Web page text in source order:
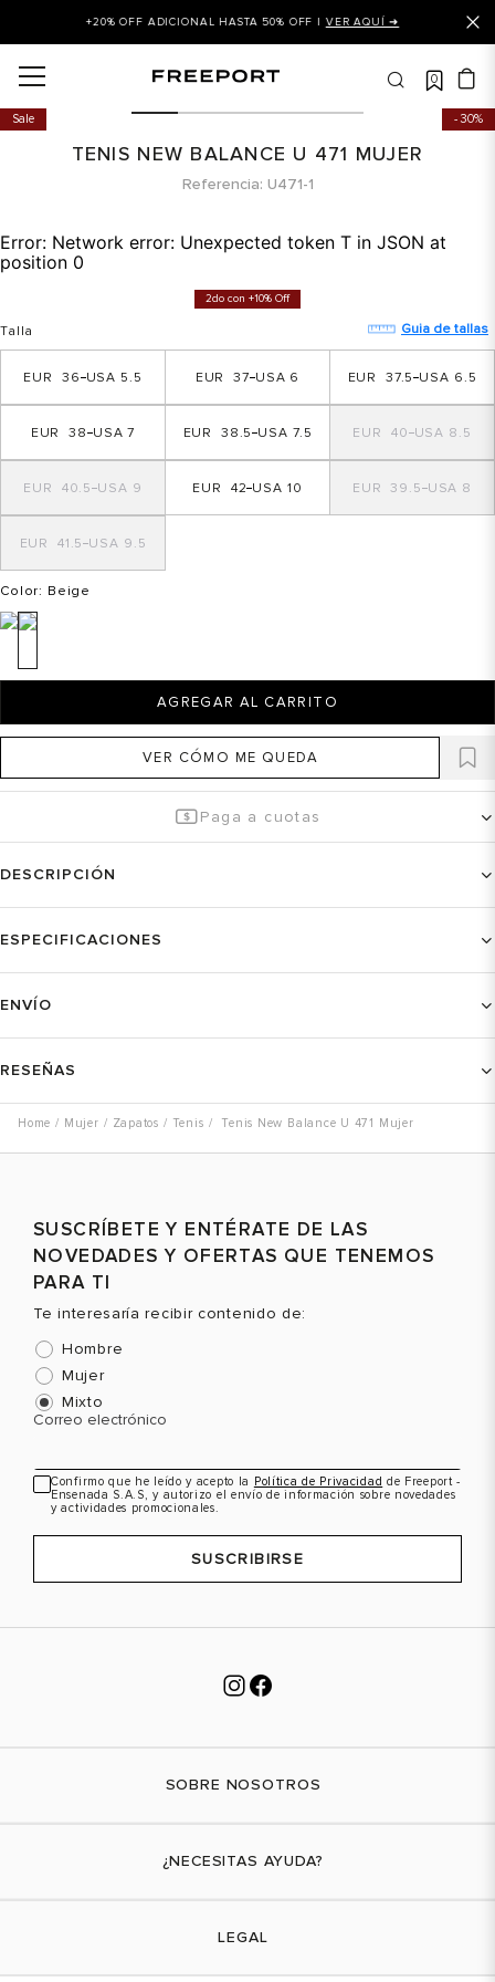
+20% OFF ADICIONAL HASTA 50% OFF | VER AQUÍ ➜
0
30%
Sale
TENIS NEW BALANCE U 471 MUJER
Referencia U471-1
Error: Network error: Unexpected token T in JSON at
position 0
2do con +10% Off
Talla Guia de tallas
5.5
36 6
37 6.5
37.5
7
38 7.5
38.5 8.5
40
9
40.5 10
42 8
39.5
9.5
41.5
Color: Beige
AGREGAR AL CARRITO
VER CÓMO ME QUEDA
Paga a cuotas
DESCRIPCIÓN
ESPECIFICACIONES
ENVÍO
RESEÑAS
Mujer Zapatos Tenis Tenis New Balance U 471 Mujer
SUSCRÍBETE Y ENTÉRATE DE LAS
NOVEDADES Y OFERTAS QUE TENEMOS
PARA TI
Te interesaría recibir contenido de:
Hombre
Mujer
Mixto
Correo electrónico
Confirmo que he leído y acepto la Política de Privacidad de Freeport -
Ensenada S.A.S, y autorizo el envío de información sobre novedades
y actividades promocionales.
SUSCRIBIRSE
SOBRE NOSOTROS
¿NECESITAS AYUDA?
LEGAL
balance
balance 327
tommy hilfiger
balance 574
mujer